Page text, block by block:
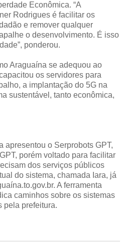
Econômica. “A
Rodrigues é facilitar os
e remover qualquer
o desenvolvimento. É isso
ponderou.
Araguaína se adequou ao
os servidores para
a implantação do 5G na
sustentável, tanto econômica,
apresentou o Serprobots GPT,
porém voltado para facilitar
dos serviços públicos
do sistema, chamada Iara, já
A ferramenta
caminhos sobre os sistemas
pela prefeitura.